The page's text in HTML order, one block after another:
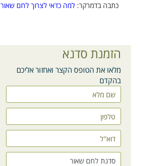
כתבה בדמרקר: למה כדאי לצרוך לחם שאור
הזמנת סדנא
מלאו את הטופס הקצר ואחזור אליכם
בהקדם